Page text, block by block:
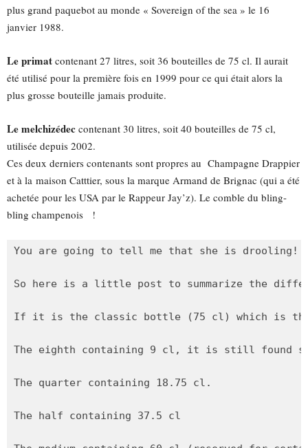
plus grand paquebot au monde « Sovereign of the sea » le 16
janvier 1988.
Le primat contenant 27 litres, soit 36 bouteilles de 75 cl. Il aurait
été utilisé pour la première fois en 1999 pour ce qui était alors la
plus grosse bouteille jamais produite.
Le melchizédec contenant 30 litres, soit 40 bouteilles de 75 cl,
utilisée depuis 2002.
Ces deux derniers contenants sont propres au Champagne Drappier
et à la maison Catttier, sous la marque Armand de Brignac (qui a été
achetée pour les USA par le Rappeur Jay’z). Le comble du bling-
bling champenois !
You are going to tell me that she is drooling!
So here is a little post to summarize the
If it is the classic bottle (75 cl) which is the
The eighth containing 9 cl, it is still found
The quarter containing 18.75 cl.
The half containing 37.5 cl